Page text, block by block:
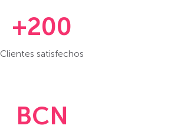
+200
Clientes satisfechos
BCN